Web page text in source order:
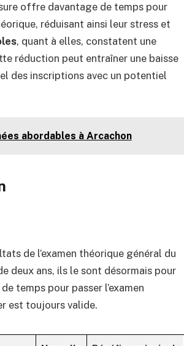
offre davantage de temps pour
réduisant ainsi leur stress et
, quant à elles, constatent une
réduction peut entraîner une baisse
des inscriptions avec un potentiel
abordables à Arcachon
de l’examen théorique général du
deux ans, ils le sont désormais pour
temps pour passer l’examen
est toujours valide.